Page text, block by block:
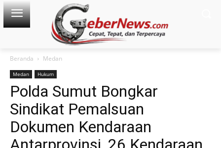
Beranda Medan
Medan Hukum
Polda Sumut Bongkar
Sindikat Pemalsuan
Dokumen Kendaraan